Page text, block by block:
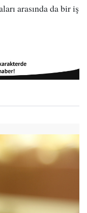
arasında da bir iş